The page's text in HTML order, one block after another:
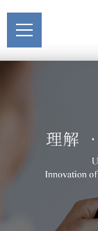
【醫師
公告_
椎外科
主選單關於活
醫療服務
Medical